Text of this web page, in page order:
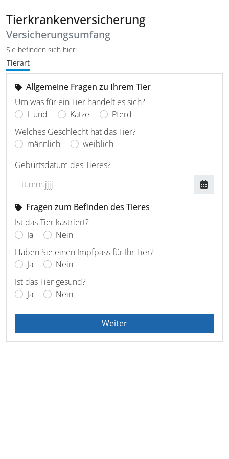
Tierkrankenversicherung
Versicherungsumfang
Sie befinden sich hier:
Tierart
Allgemeine Fragen zu Ihrem Tier
Um was für ein Tier handelt es sich?
Hund
Katze
Pferd
Welches Geschlecht hat das Tier?
männlich
weiblich
Geburtsdatum des Tieres?
Fragen zum Befinden des Tieres
Ist das Tier kastriert?
Ja
Nein
Haben Sie einen Impfpass für Ihr Tier?
Ja
Nein
Ist das Tier gesund?
Ja
Nein
Weiter